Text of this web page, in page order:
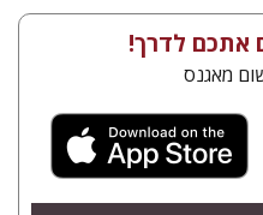
אתכם לדרך!
מאגנס